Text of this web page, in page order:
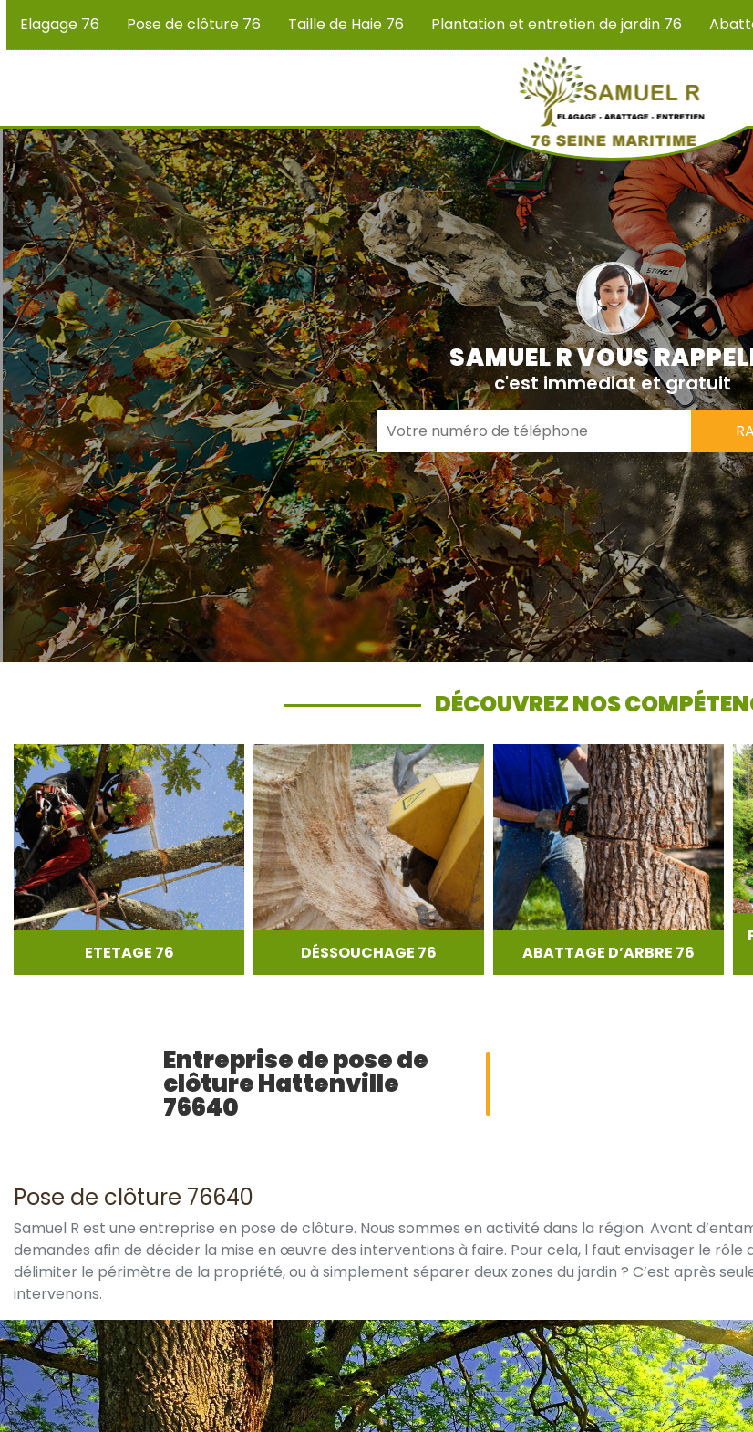
Elagage 76 Pose de clôture 76 Taille de Haie 76 Plantation et entretien de jardin 76
SAMUEL R VOUS
c'est immediat et gratuit
DÉCOUVREZ NOS
ETETAGE 76 DÉSSOUCHAGE 76 ABATTAGE D’ARBRE 76
Entreprise de pose de
clôture Hattenville
76640
Pose de clôture 76640
Samuel R est une entreprise en pose de clôture. Nous sommes en activité dans la région. Avant
demandes afin de décider la mise en œuvre des interventions à faire. Pour cela, l faut envisager le
délimiter le périmètre de la propriété, ou à simplement séparer deux zones du jardin ? C’est après
intervenons.